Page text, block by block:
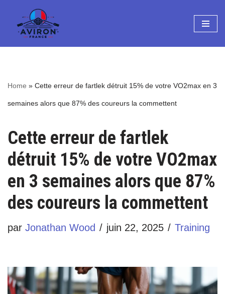
Aller
au
Home » Cette erreur de fartlek détruit 15% de votre VO2max en 3
semaines alors que 87% des coureurs la commettent
Cette erreur de fartlek
détruit 15% de votre VO2max
en 3 semaines alors que 87%
des coureurs la commettent
par Jonathan Wood juin 22, 2025 Training